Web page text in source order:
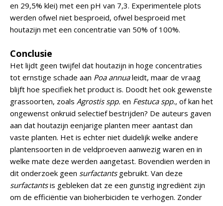
en 29,5% klei) met een pH van 7,3. Experimentele plots
werden ofwel niet besproeid, ofwel besproeid met
houtazijn met een concentratie van 50% of 100%.
Conclusie
Het lijdt geen twijfel dat houtazijn in hoge concentraties
tot ernstige schade aan Poa annualeidt, maar de vraag
blijft hoe specifiek het product is. Doodt het ook gewenste
grassoorten, zoals Agrostis spp. en Festuca spp., of kan het
ongewenst onkruid selectief bestrijden? De auteurs gaven
aan dat houtazijn eenjarige planten meer aantast dan
vaste planten. Het is echter niet duidelijk welke andere
plantensoorten in de veldproeven aanwezig waren en in
welke mate deze werden aangetast. Bovendien werden in
dit onderzoek geen surfactantsgebruikt. Van deze
surfactantsis gebleken dat ze een gunstig ingrediënt zijn
om de efficiëntie van bioherbiciden te verhogen. Zonder